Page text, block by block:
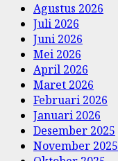
Agustus 2026
Juli 2026
Juni 2026
Mei 2026
April 2026
Maret 2026
Februari 2026
Januari 2026
Desember 2025
November 2025